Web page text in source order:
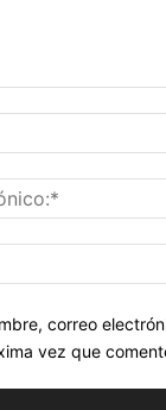
correo
vez que